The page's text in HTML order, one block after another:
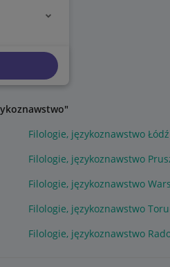
Filologie, językoznawstwo Łódź
Filologie, językoznawstwo
Filologie, językoznawstwo
Filologie, językoznawstwo
Filologie, językoznawstwo